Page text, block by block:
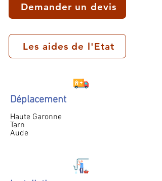
Demander un devis
Les aides de l'Etat
Déplacement
Haute Garonne
Tarn
Aude